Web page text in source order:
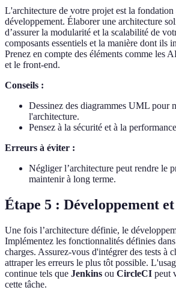
L'architecture de votre projet est la fondation
développement. Élaborer une architecture
d’assurer la modularité et la scalabilité de
composants essentiels et la manière dont ils
Prenez en compte des éléments comme les
et le front-end.
Conseils :
Dessinez des diagrammes UML pour
l'architecture.
Pensez à la sécurité et à la
Erreurs à éviter :
Négliger l’architecture peut rendre le
maintenir à long terme.
Étape 5 : Développement et
Une fois l’architecture définie, le
Implémentez les fonctionnalités définies
charges. Assurez-vous d'intégrer des tests à
attraper les erreurs le plus tôt possible.
continue tels que Jenkins ou CircleCI peut
cette tâche.